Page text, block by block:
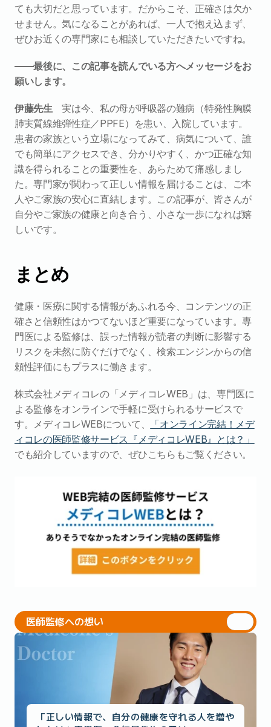
ても大切だと思っています。だからこそ、正確さは欠か
せません。気になることがあれば、一人で抱え込まず、
ぜひお近くの専門家にも相談していただきたいですね。
――最後に、この記事を読んでいる方へメッセージをお
願いします。
伊藤先生 実は今、私の母が呼吸器の難病（特発性胸膜
肺実質線維弾性症／PPFE）を患い、入院しています。
患者の家族という立場になってみて、病気について、誰
でも簡単にアクセスでき、分かりやすく、かつ正確な知
識を得られることの重要性を、あらためて痛感しまし
た。専門家が関わって正しい情報を届けることは、ご本
人やご家族の安心に直結します。この記事が、皆さんが
自分やご家族の健康と向き合う、小さな一歩になれば嬉
しいです。
まとめ
健康・医療に関する情報があふれる今、コンテンツの正
確さと信頼性はかつてないほど重要になっています。専
門医による監修は、誤った情報が読者の判断に影響する
リスクを未然に防ぐだけでなく、検索エンジンからの信
頼性評価にもプラスに働きます。
株式会社メディコレの「メディコレWEB」は、専門医に
よる監修をオンラインで手軽に受けられるサービスで
す。メディコレWEBについて、
「オンライン完結！メデ
ィコレの医師監修サービス『メディコレWEB』とは？」
でも紹介していますので、ぜひこちらもご覧ください。
医師監修への想い
医師監修への想い
「正しい情報で、自分の健康を守れる人を増や